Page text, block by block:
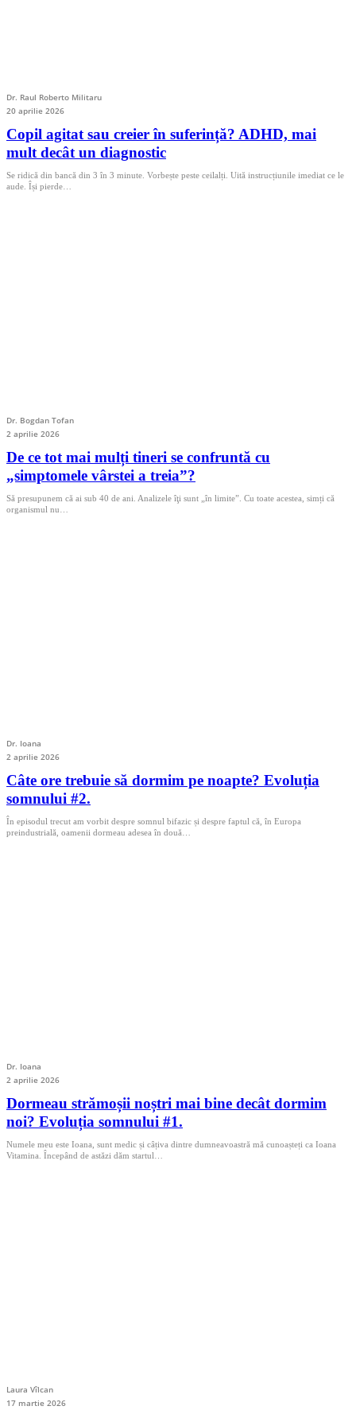
Dr. Raul Roberto Militaru
20 aprilie 2026
Copil agitat sau creier în suferință? ADHD, mai
mult decât un diagnostic
Se ridică din bancă din 3 în 3 minute. Vorbește peste ceilalți. Uită instrucțiunile imediat ce le
aude. Își pierde…
Dr. Bogdan Tofan
2 aprilie 2026
De ce tot mai mulți tineri se confruntă cu
„simptomele vârstei a treia”?
Să presupunem că ai sub 40 de ani. Analizele îţi sunt „în limite”. Cu toate acestea, simți că
organismul nu…
Dr. Ioana
2 aprilie 2026
Câte ore trebuie să dormim pe noapte? Evoluția
somnului #2.
În episodul trecut am vorbit despre somnul bifazic și despre faptul că, în Europa
preindustrială, oamenii dormeau adesea în două…
Dr. Ioana
2 aprilie 2026
Dormeau strămoșii noștri mai bine decât dormim
noi? Evoluția somnului #1.
Numele meu este Ioana, sunt medic și câțiva dintre dumneavoastră mă cunoașteți ca Ioana
Vitamina. Începând de astăzi dăm startul…
Laura Vîlcan
17 martie 2026